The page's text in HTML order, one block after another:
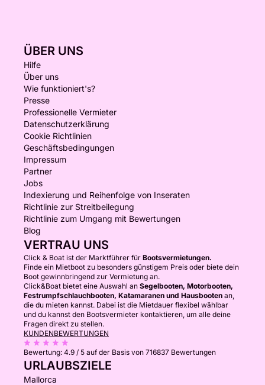
ÜBER UNS
Hilfe
Über uns
Wie funktioniert's?
Presse
Professionelle Vermieter
Datenschutzerklärung
Cookie Richtlinien
Geschäftsbedingungen
Impressum
Partner
Jobs
Indexierung und Reihenfolge von Inseraten
Richtlinie zur Streitbeilegung
Richtlinie zum Umgang mit Bewertungen
Blog
VERTRAU UNS
Click & Boat ist der Marktführer für Bootsvermietungen.
Finde ein Mietboot zu besonders günstigem Preis oder biete dein
Boot gewinnbringend zur Vermietung an.
Click&Boat bietet eine Auswahl an Segelbooten, Motorbooten,
Festrumpfschlauchbooten, Katamaranen und Hausbooten an,
die du mieten kannst. Dabei ist die Mietdauer flexibel wählbar
und du kannst den Bootsvermieter kontaktieren, um alle deine
Fragen direkt zu stellen.
KUNDENBEWERTUNGEN
Bewertung: 4.9 / 5 auf der Basis von 716837 Bewertungen
URLAUBSZIELE
Mallorca